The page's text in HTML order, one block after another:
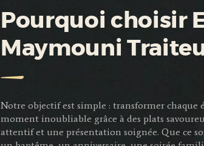
Pourquoi choisir
Maymouni
Notre objectif est simple : transformer chaque
moment inoubliable grâce à des plats
attentif et une présentation soignée. Que ce